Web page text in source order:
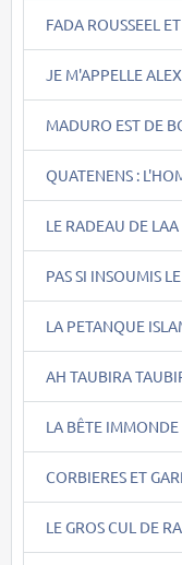
FADA ROUSSEEL
JE M'APPELLE
MADURO EST DE
QUATENENS :
LE RADEAU DE
PAS SI INSOUMIS
LA PETANQUE
AH TAUBIRA
LA BÊTE
CORBIERES ET
LE GROS CUL DE